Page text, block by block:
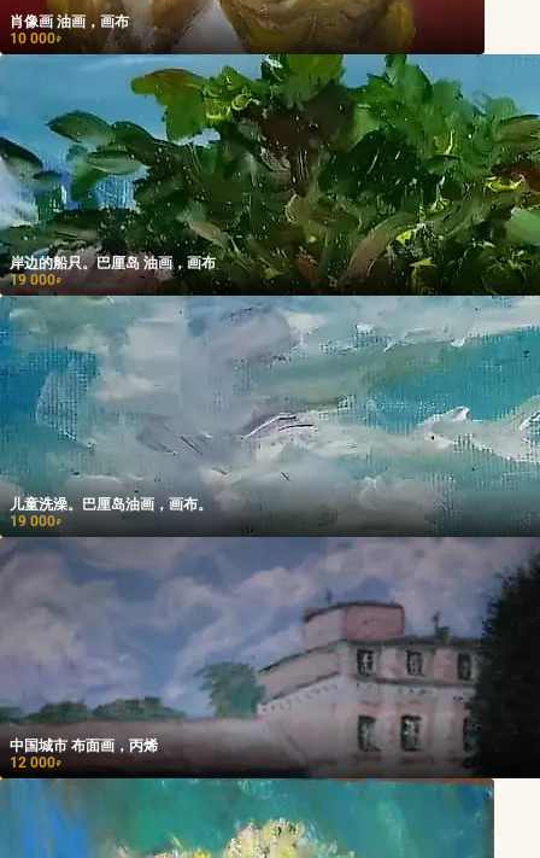
肖像画 油画，画布
10 000₽
岸边的船只。巴厘岛 油画，画布
19 000₽
儿童洗澡。巴厘岛油画，画布。
19 000₽
中国城市 布面画，丙烯
12 000₽